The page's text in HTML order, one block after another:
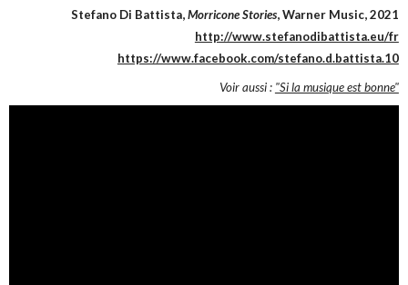
Stefano Di Battista,Morricone Stories, Warner Music, 2021
http://www.stefanodibattista.eu/fr
https://www.facebook.com/stefano.d.battista.10
Voir aussi : "Si la musique est bonne"